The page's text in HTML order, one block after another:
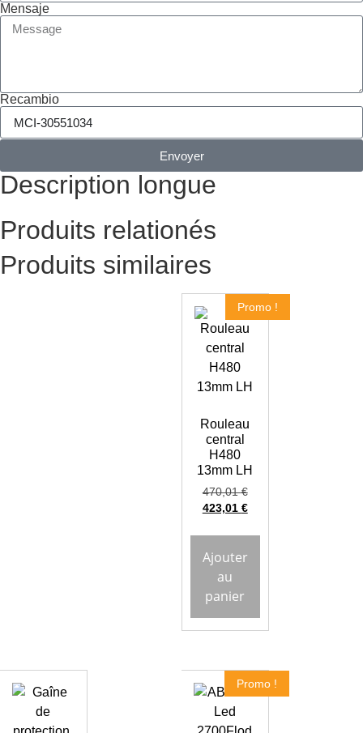
Mensaje
Recambio
Envoyer
Description longue
Produits relationés
Produits similaires
Promo !
Rouleau
central
H480
13mm LH
470,01€
423,01 €
Ajouter
au
panier
Promo !